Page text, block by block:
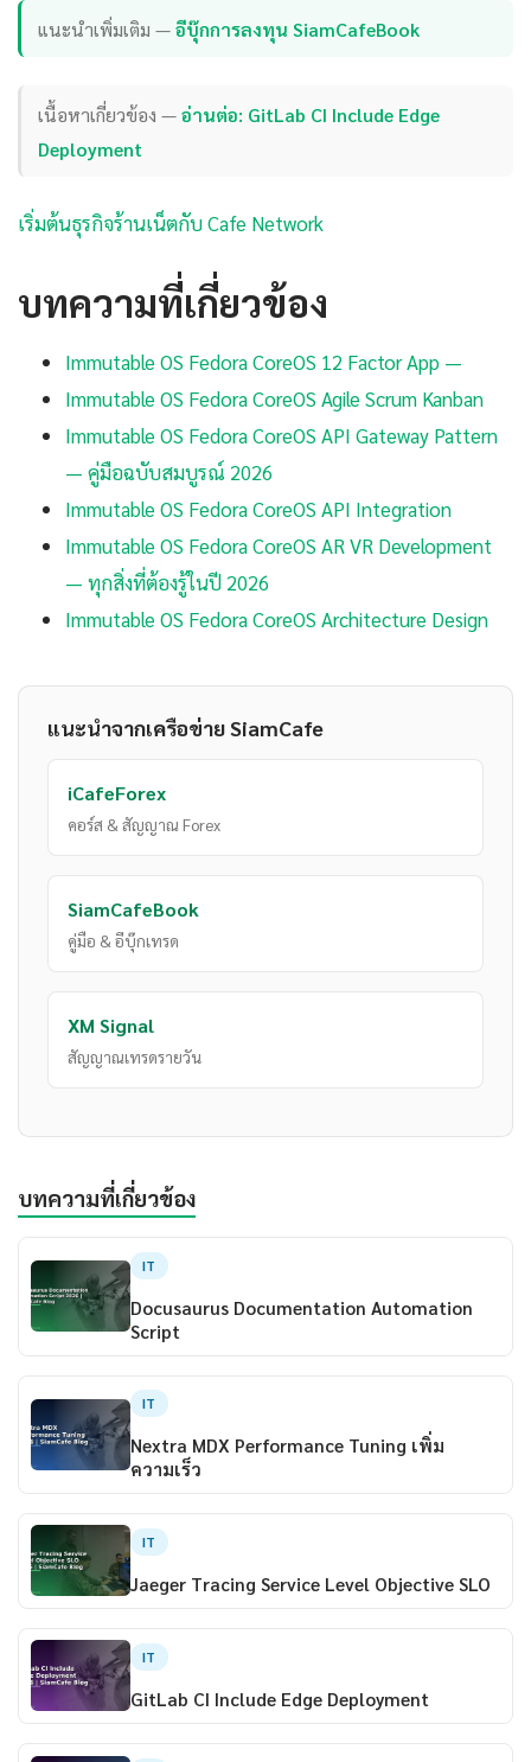
แนะนำเพิ่มเติม —อีบุ๊กการลงทุน SiamCafeBook
เนื้อหาเกี่ยวข้อง —อ่านต่อ: GitLab CI Include Edge
Deployment
เริ่มต้นธุรกิจร้านเน็ตกับ Cafe Network
บทความที่เกี่ยวข้อง
Immutable OS Fedora CoreOS 12 Factor App —
Immutable OS Fedora CoreOS Agile Scrum Kanban
Immutable OS Fedora CoreOS API Gateway Pattern
— คู่มือฉบับสมบูรณ์ 2026
Immutable OS Fedora CoreOS API Integration
Immutable OS Fedora CoreOS AR VR Development
— ทุกสิ่งที่ต้องรู้ในปี 2026
Immutable OS Fedora CoreOS Architecture Design
แนะนำจากเครือข่าย SiamCafe
iCafeForex
คอร์ส & สัญญาณ Forex
SiamCafeBook
คู่มือ & อีบุ๊กเทรด
XM Signal
สัญญาณเทรดรายวัน
บทความที่เกี่ยวข้อง
IT
Docusaurus Documentation Automation
Script
IT
Nextra MDX Performance Tuning เพิ่ม
ความเร็ว
IT
Jaeger Tracing Service Level Objective SLO
IT
GitLab CI Include Edge Deployment